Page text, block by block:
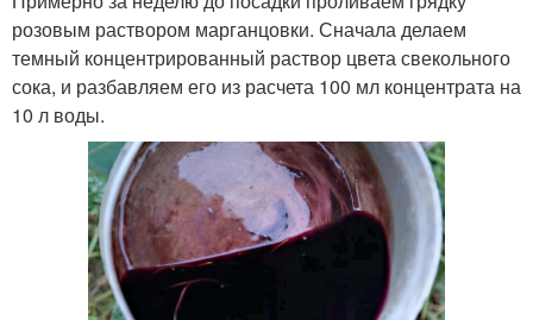
розовым раствором марганцовки. Сначала делаем
темный концентрированный раствор цвета свекольного
сока, и разбавляем его из расчета 100 мл концентрата на
10 л воды.